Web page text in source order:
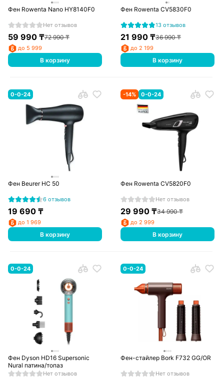
Фен Rowenta Nano HY8140F0
Нет отзывов
59 990₸72 990₸
до 5 999
В корзину
Фен Rowenta CV5830F0
13 отзывов
21 990 ₸36 990₸
до 2 199
В корзину
0-0-24
Фен Beurer HC 50
6 отзывов
19 690₸
до 1 969
В корзину
-14% 0-0-24
Фен Rowenta CV5820F0
Нет отзывов
29 990 ₸34 990₸
до 2 999
В корзину
0-0-24
Фен Dyson HD16 Supersonic
Nural патина/топаз
Нет отзывов
0-0-24
Фен-стайлер Bork F732 GG/OR
Нет отзывов